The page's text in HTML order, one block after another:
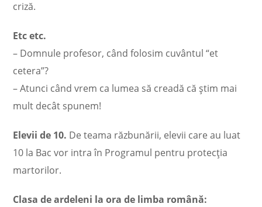
criză.
Etc etc.
– Domnule profesor, când folosim cuvântul “et
cetera”?
– Atunci când vrem ca lumea să creadă că ştim mai
mult decât spunem!
Elevii de 10. De teama răzbunării, elevii care au luat
10 la Bac vor intra în Programul pentru protecţia
martorilor.
Clasa de ardeleni la ora de limba română: